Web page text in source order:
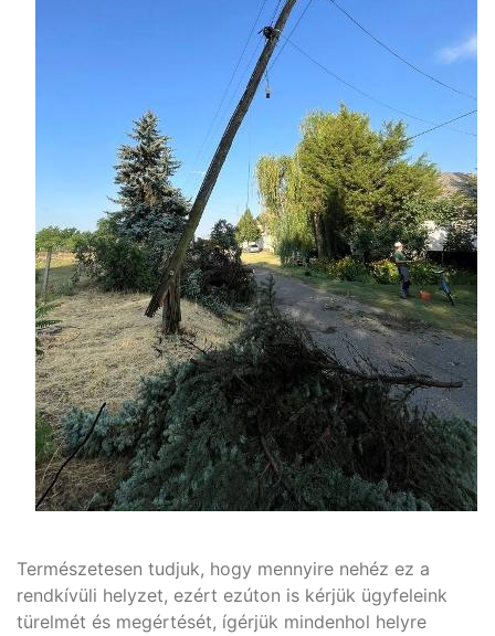
Természetesen tudjuk, hogy mennyire nehéz ez a
rendkívüli helyzet, ezért ezúton is kérjük ügyfeleink
türelmét és megértését, ígérjük mindenhol helyre